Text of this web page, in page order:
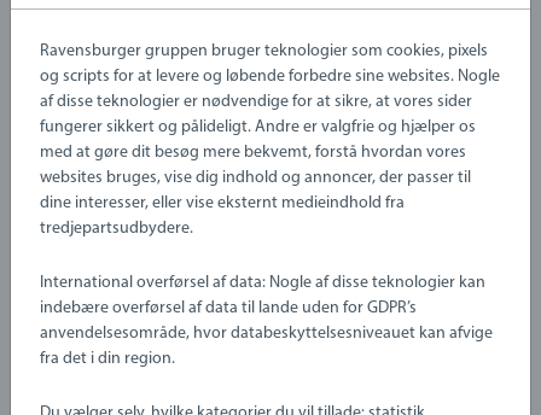
Zinnia & Peach
Find butik
Description
Ravensburger gruppen bruger teknologier som cookies, pixels
og scripts for at levere og løbende forbedre sine websites. Nogle
af disse teknologier er nødvendige for at sikre, at vores sider
fungerer sikkert og pålideligt. Andre er valgfrie og hjælper os
med at gøre dit besøg mere bekvemt, forstå hvordan vores
websites bruges, vise dig indhold og annoncer, der passer til
dine interesser, eller vise eksternt medieindhold fra
tredjepartsudbydere.
International overførsel af data: Nogle af disse teknologier kan
indebære overførsel af data til lande uden for GDPR’s
anvendelsesområde, hvor databeskyttelsesniveauet kan afvige
fra det i din region.